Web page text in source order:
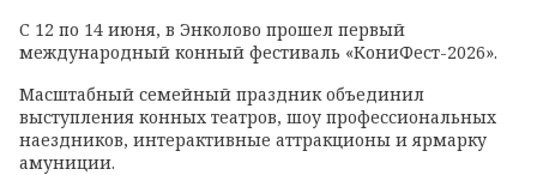
С 12 по 14 июня, в Энколово прошел первый
международный конный фестиваль «КониФест-2026».
Масштабный семейный праздник объединил
выступления конных театров, шоу профессиональных
наездников, интерактивные аттракционы и ярмарку
амуниции.